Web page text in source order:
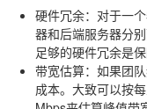
硬件冗余：对于一
器和后端服务器分
足够的硬件冗余是
带宽估算：如果团
成本。大致可以按